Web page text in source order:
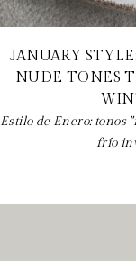
JANUARY
NUDE TONES
Estilo de Enero: tonos
frío